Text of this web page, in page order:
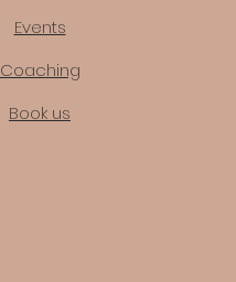
Events
Coaching
Book us